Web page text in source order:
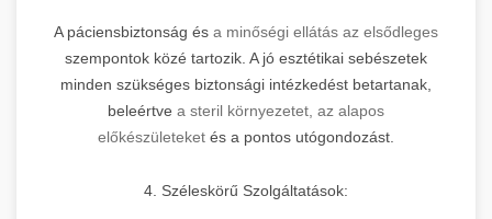
A páciensbiztonság és a minőségi ellátás az elsődleges
szempontok közé tartozik. A jó esztétikai sebészetek
minden szükséges biztonsági intézkedést betartanak,
beleértve a steril környezetet, az alapos
előkészületeket és a pontos utógondozást.
4. Széleskörű Szolgáltatások: